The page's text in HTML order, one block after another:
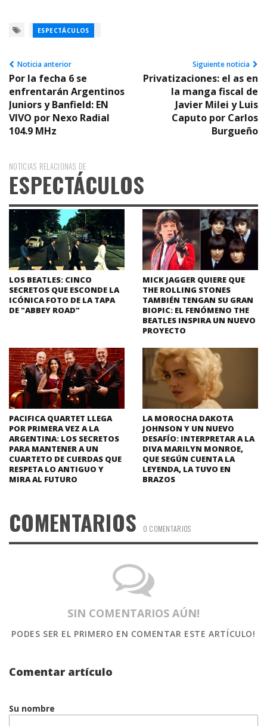
ESPECTÁCULOS
Noticia anterior
Por la fecha 6 se
enfrentarán Argentinos
Juniors y Banfield: EN
VIVO por Nexo Radial
104.9 MHz
Siguiente noticia
Privatizaciones: el as en
la manga fiscal de
Javier Milei y Luis
Caputo por Carlos
Burgueño
NOTICIAS RELACIONAS DE
ESPECTÁCULOS
LOS BEATLES: CINCO
SECRETOS QUE ESCONDE LA
ICÓNICA FOTO DE LA TAPA
DE "ABBEY ROAD"
MICK JAGGER QUIERE QUE
THE ROLLING STONES
TAMBIÉN TENGAN SU GRAN
BIOPIC: EL FENÓMENO THE
BEATLES INSPIRA UN NUEVO
PROYECTO
PACIFICA QUARTET LLEGA
POR PRIMERA VEZ A LA
ARGENTINA: LOS SECRETOS
PARA MANTENER A UN
CUARTETO DE CUERDAS QUE
RESPETA LO ANTIGUO Y
MIRA AL FUTURO
LA MOROCHA DAKOTA
JOHNSON Y UN NUEVO
DESAFÍO: INTERPRETAR A LA
DIVA MARILYN MONROE,
QUE SEGÚN CUENTA LA
LEYENDA, LA TUVO EN
BRAZOS
COMENTARIOS 0 COMENTARIOS
SIN COMENTARIOS AÚN!
PODES SER EL PRIMERO EN COMENTAR ESTE ARTÍCULO!
Comentar artículo
Su nombre